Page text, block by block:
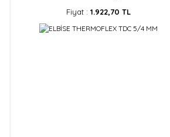
Fiyat : 1.922,70 TL